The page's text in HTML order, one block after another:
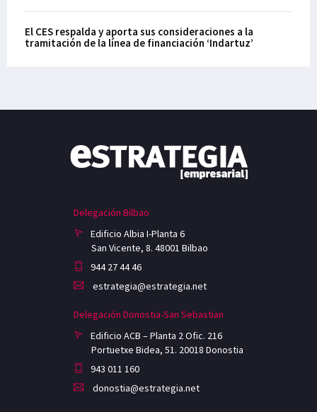
El CES respalda y aporta sus consideraciones a la
tramitación de la línea de financiación ‘Indartuz’
Delegación Bilbao
Edificio Albia I-Planta 6
San Vicente, 8. 48001 Bilbao
944 27 44 46
estrategia@estrategia.net
Delegación Donostia-San Sebastian
Edificio ACB – Planta 2 Ofic. 216
Portuetxe Bidea, 51. 20018 Donostia
943 011 160
donostia@estrategia.net